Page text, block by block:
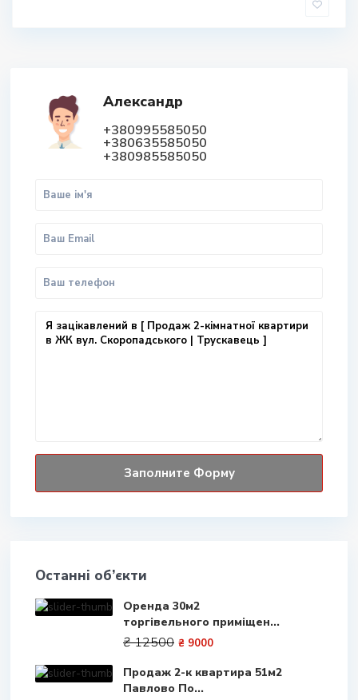
Александр
+380995585050
+380635585050
+380985585050
Останні об’єкти
Оренда 30м2
торгівельного приміщен...
₴ 12500 ₴ 9000
Продаж 2-к квартира 51м2
Павлово По...